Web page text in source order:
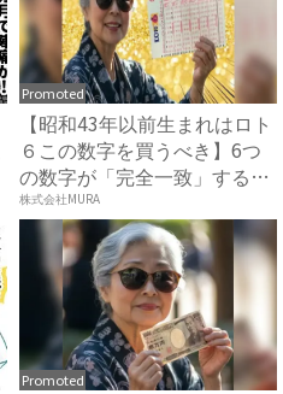
Promoted
【昭和43年以前生まれはロト
６この数字を買うべき】6つ
の数字が「完全一致」する
方...
株式会社MURA
Promoted